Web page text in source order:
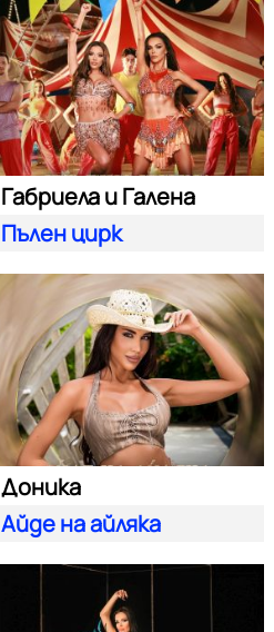
Габриела и Галена
Пълен цирк
Доника
Айде на айляка